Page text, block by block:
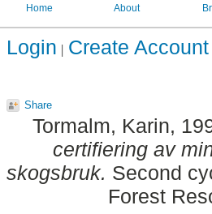
Home About
Login Create Account
Share
Tormalm, Karin,
certifiering av
skogsbruk. Second
Forest